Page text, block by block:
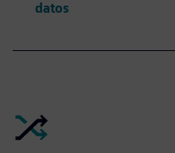
datos